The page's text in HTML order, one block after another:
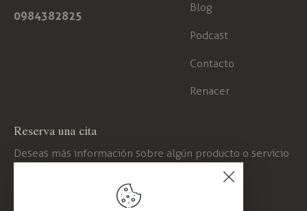
0984382825
Blog
Podcast
Contacto
Renacer
Reserva una cita
Deseas más información sobre algún producto o servicio